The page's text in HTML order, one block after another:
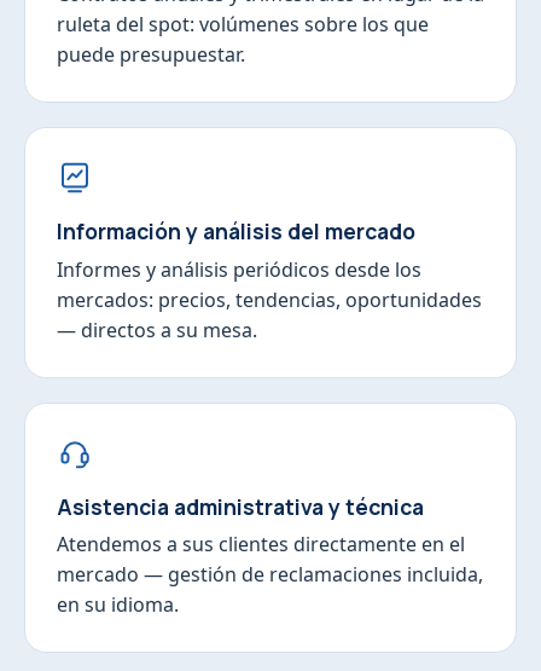
ruleta del spot: volúmenes sobre los que
puede presupuestar.
Información y análisis del mercado
Informes y análisis periódicos desde los
mercados: precios, tendencias, oportunidades
— directos a su mesa.
Asistencia administrativa y técnica
Atendemos a sus clientes directamente en el
mercado — gestión de reclamaciones incluida,
en su idioma.